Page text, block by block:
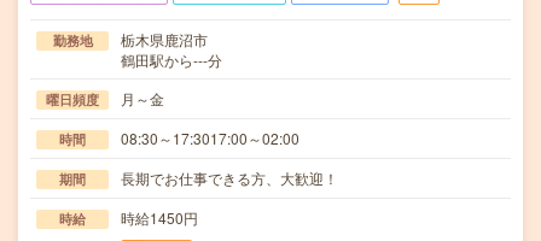
勤務地
栃木県鹿沼市
鶴田駅から---分
曜日頻度 月～金
時間 08:30～17:3017:00～02:00
期間 長期でお仕事できる方、大歓迎！
時給 時給1450円